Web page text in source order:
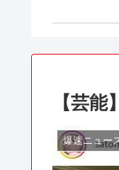
【芸
爆速ニュー